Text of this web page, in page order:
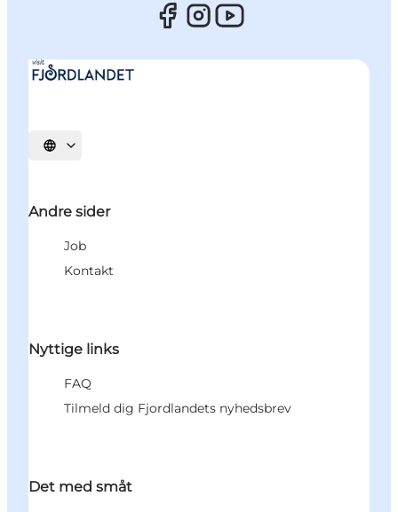
Vælg sprog
Andre sider
Job
Kontakt
Nyttige links
FAQ
Tilmeld dig Fjordlandets nyhedsbrev
Det med småt